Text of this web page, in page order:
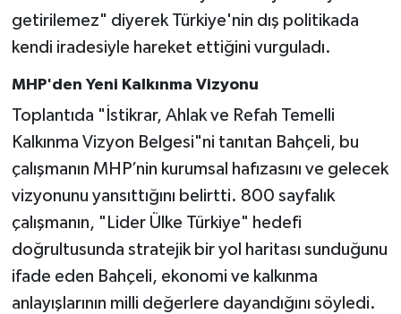
getirilemez" diyerek Türkiye'nin dış politikada
kendi iradesiyle hareket ettiğini vurguladı.
MHP'den Yeni Kalkınma Vizyonu
Toplantıda "İstikrar, Ahlak ve Refah Temelli
Kalkınma Vizyon Belgesi"ni tanıtan Bahçeli, bu
çalışmanın MHP’nin kurumsal hafızasını ve gelecek
vizyonunu yansıttığını belirtti. 800 sayfalık
çalışmanın, "Lider Ülke Türkiye" hedefi
doğrultusunda stratejik bir yol haritası sunduğunu
ifade eden Bahçeli, ekonomi ve kalkınma
anlayışlarının milli değerlere dayandığını söyledi.